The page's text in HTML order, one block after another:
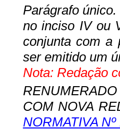
Parágrafo
no inciso IV ou
conjunta com a
ser emitido um
Nota: Redação
RENUMERADO
COM NOVA
NORMATIVA